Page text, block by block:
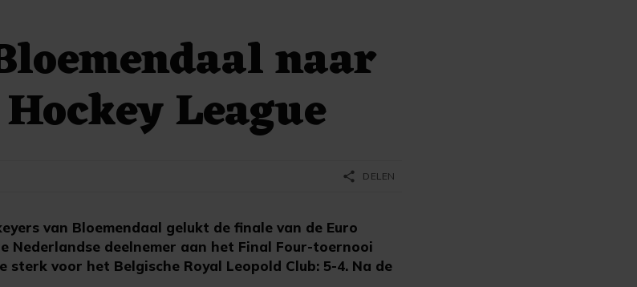
naar
League
van Bloemendaal gelukt de finale van de Euro
Nederlandse deelnemer aan het Final Four-toernooi
voor het Belgische Royal Leopold Club: 5-4. Na de
share DELEN